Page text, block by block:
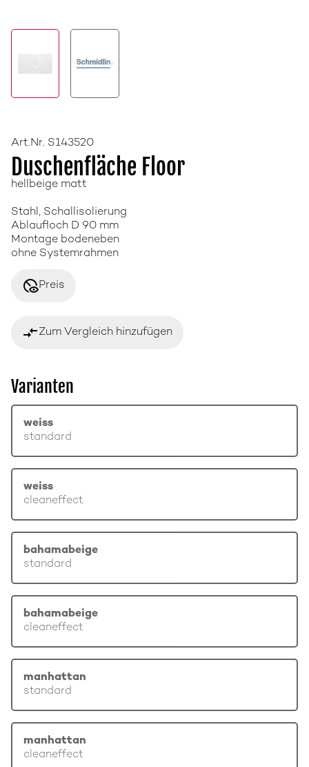
Art.Nr. S143520
Duschenfläche Floor
hellbeige matt
Stahl, Schallisolierung
Ablaufloch D 90 mm
Montage bodeneben
ohne Systemrahmen
disabled_visiblePreis
compare_arrowsZum Vergleich hinzufügen
Varianten
weiss
standard
weiss
cleaneffect
bahamabeige
standard
bahamabeige
cleaneffect
manhattan
standard
manhattan
cleaneffect